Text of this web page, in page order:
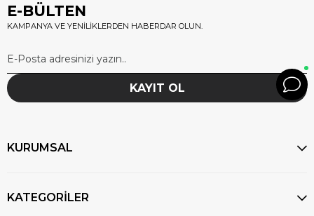
E-BÜLTEN
KAMPANYA VE YENİLİKLERDEN HABERDAR OLUN.
KAYIT OL
KURUMSAL
KATEGORİLER